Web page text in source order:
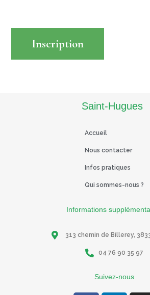
Inscription
Saint-Hugues
Accueil
Nous contacter
Infos pratiques
Qui sommes-nous ?
Informations
313 chemin de Billerey,
04 76 90 35 97
Suivez-nous